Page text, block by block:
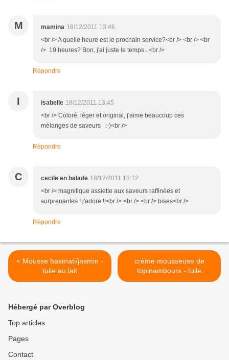
M mamina 18/12/2011 13:46
<br /> A quelle heure est le prochain service?<br /> <br /> <br
/> 19 heures? Bon, j'ai juste le temps...<br />
Répondre
I isabelle 18/12/2011 13:45
<br /> Coloré, léger et original, j'aime beaucoup ces
mélanges de saveurs :-)<br />
Répondre
C cecile en balade 18/12/2011 13:12
<br /> magnifique assiette aux saveurs raffinées et
surprenantes ! j'adore !!<br /> <br /> <br /> bises<br />
Répondre
< Mousse basmati/jasmin -
tuile au lait
crème mousseuse de
topinambours - tuile
"saveurs de cèpes" >
Hébergé par Overblog
Top articles
Pages
Contact